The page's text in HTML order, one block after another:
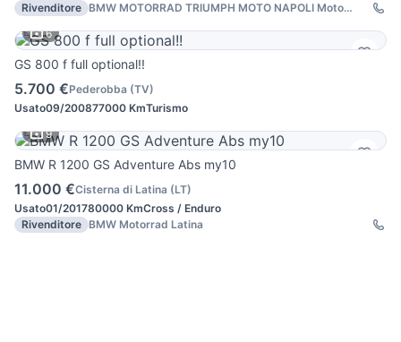
Rivenditore BMW MOTORRAD TRIUMPH MOTO NAPOLI Moto
6
GS 800 f full optional!!
5.700 €Pederobba (TV)
Usato09/200877000 KmTurismo
9
BMW R 1200 GS Adventure Abs my10
11.000 €Cisterna di Latina (LT)
Usato01/201780000 KmCross / Enduro
Rivenditore BMW Motorrad Latina